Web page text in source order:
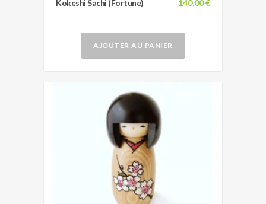
140,00 €
Kokeshi Sachi (Fortune)
AJOUTER AU PANIER